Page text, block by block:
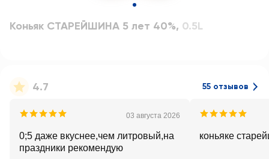
Коньяк СТАРЕЙШИНА 5 лет 40%, 0.5L
4.7 55 отзывов
03 августа 2026
0;5 даже вкуснее,чем литровый,на
праздники рекомендую
коньяке